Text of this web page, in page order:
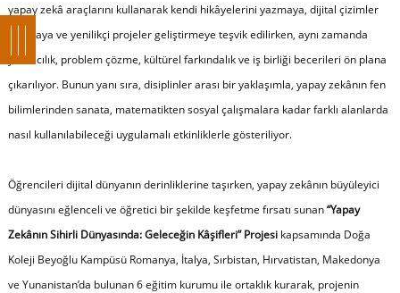
yapay zekâ araçlarını kullanarak kendi hikâyelerini yazmaya, dijital çizimler
yapmaya ve yenilikçi projeler geliştirmeye teşvik edilirken, aynı zamanda
yaratıcılık, problem çözme, kültürel farkındalık ve iş birliği becerileri ön plana
çıkarılıyor. Bunun yanı sıra, disiplinler arası bir yaklaşımla, yapay zekânın fen
bilimlerinden sanata, matematikten sosyal çalışmalara kadar farklı alanlarda
nasıl kullanılabileceği uygulamalı etkinliklerle gösteriliyor.
Öğrencileri dijital dünyanın derinliklerine taşırken, yapay zekânın büyüleyici
dünyasını eğlenceli ve öğretici bir şekilde keşfetme fırsatı sunan“Yapay
Zekânın Sihirli Dünyasında: Geleceğin Kâşifleri” Projesikapsamında Doğa
Koleji Beyoğlu Kampüsü Romanya, İtalya, Sırbistan, Hırvatistan, Makedonya
ve Yunanistan’da bulunan 6 eğitim kurumu ile ortaklık kurarak, projenin